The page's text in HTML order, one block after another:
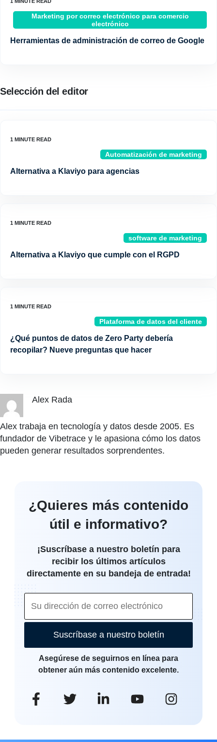
Marketing por correo electrónico para comercio
electrónico
Herramientas de administración de correo de Google
Selección del editor
Automatización de marketing
Alternativa a Klaviyo para agencias
software de marketing
Alternativa a Klaviyo que cumple con el RGPD
Plataforma de datos del cliente
¿Qué puntos de datos de Zero Party debería
recopilar? Nueve preguntas que hacer
Alex Rada
Alex trabaja en tecnología y datos desde 2005. Es
fundador de Vibetrace y le apasiona cómo los datos
pueden generar resultados sorprendentes.
¿Quieres más contenido
útil e informativo?
¡Suscríbase a nuestro boletín para
recibir los últimos artículos
directamente en su bandeja de entrada!
Suscríbase a nuestro boletín
Asegúrese de seguirnos en línea para
obtener aún más contenido excelente.